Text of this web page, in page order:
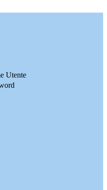
Utente